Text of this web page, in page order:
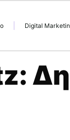
Digital